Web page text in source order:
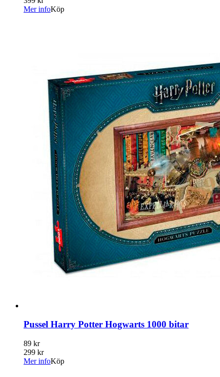
Mer infoKöp
Pussel Harry Potter Hogwarts 1000 bitar
89 kr
299 kr
Mer infoKöp